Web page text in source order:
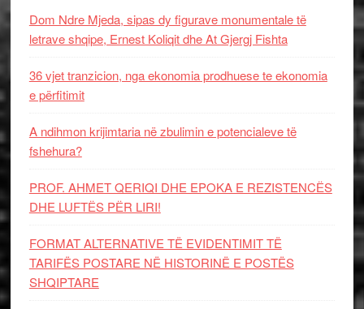
Dom Ndre Mjeda, sipas dy figurave monumentale të
letrave shqipe, Ernest Koliqit dhe At Gjergj Fishta
36 vjet tranzicion, nga ekonomia prodhuese te ekonomia
e përfitimit
A ndihmon krijimtaria në zbulimin e potencialeve të
fshehura?
PROF. AHMET QERIQI DHE EPOKA E REZISTENCЁS
DHE LUFTЁS PЁR LIRI!
FORMAT ALTERNATIVE TË EVIDENTIMIT TË
TARIFËS POSTARE NË HISTORINË E POSTËS
SHQIPTARE